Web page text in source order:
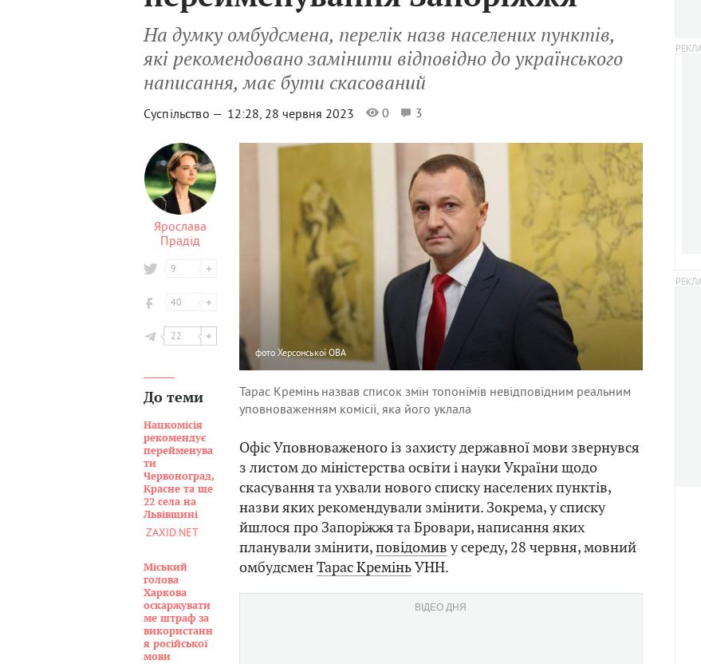
На думку омбудсмена, перелік назв населених пунктів,
які рекомендовано замінити відповідно до українського
написання, має бути скасований
Суспільство — 12:28, 28 червня 2023 0 3
Ярослава
Прадід
9
40
22
До теми
Нацкомісія
рекомендує
перейменува
ти
Червоноград,
Красне та ще
22 села на
Львівщині
ZAXID.NET
Міський
голова
Харкова
оскаржувати
ме штраф за
використанн
я російської
мови
фото Херсонської ОВА
Тарас Кремінь назвав список змін топонімів невідповідним реальним
уповноваженням комісії, яка його уклала
Офіс Уповноваженого із захисту державної мови звернувся
з листом до міністерства освіти і науки України щодо
скасування та ухвали нового списку населених пунктів,
назви яких рекомендували змінити. Зокрема, у списку
йшлося про Запоріжжя та Бровари, написання яких
планували змінити,повідомив у середу, 28 червня, мовний
омбудсменТарас КреміньУНН.
ВІДЕО ДНЯ